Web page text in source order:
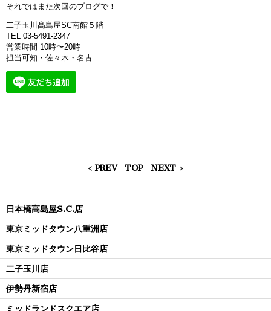
それではまた次回のブログで！
二子玉川髙島屋SC南館５階
TEL 03-5491-2347
営業時間 10時〜20時
担当可知・佐々木・名古
< PREV TOP NEXT >
日本橋高島屋S.C.店
東京ミッドタウン八重洲店
東京ミッドタウン日比谷店
二子玉川店
伊勢丹新宿店
ミッドランドスクエア店